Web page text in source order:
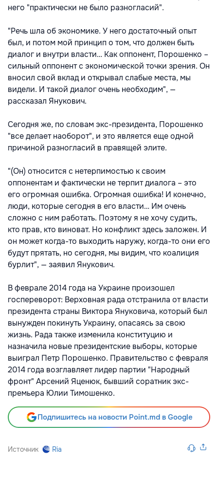
него "практически не было разногласий".
"Речь шла об экономике. У него достаточный опыт
был, и потом мой принцип о том, что должен быть
диалог и внутри власти… Как оппонент, Порошенко –
сильный оппонент с экономической точки зрения. Он
вносил свой вклад и открывал слабые места, мы
видели. И такой диалог очень необходим", —
рассказал Янукович.
Сегодня же, по словам экс-президента, Порошенко
"все делает наоборот", и это является еще одной
причиной разногласий в правящей элите.
"(Он) относится с нетерпимостью к своим
оппонентам и фактически не терпит диалога – это
его огромная ошибка. Огромная ошибка! И конечно,
люди, которые сегодня в его власти… Им очень
сложно с ним работать. Поэтому я не хочу судить,
кто прав, кто виноват. Но конфликт здесь заложен. И
он может когда-то выходить наружу, когда-то они его
будут прятать, но сегодня, мы видим, что коалиция
бурлит", — заявил Янукович.
В феврале 2014 года на Украине произошел
госпереворот: Верховная рада отстранила от власти
президента страны Виктора Януковича, который был
вынужден покинуть Украину, опасаясь за свою
жизнь. Рада также изменила конституцию и
назначила новые президентские выборы, которые
выиграл Петр Порошенко. Правительство с февраля
2014 года возглавляет лидер партии "Народный
фронт" Арсений Яценюк, бывший соратник экс-
премьера Юлии Тимошенко.
Подпишитесь на новости Point.md в Google
Источник Ria